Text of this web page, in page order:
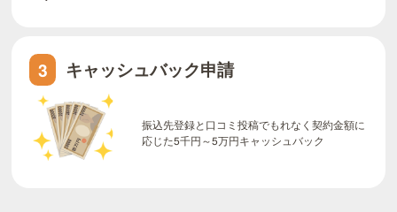
3 キャッシュバック申請
振込先登録と口コミ投稿でもれなく契約金額に
応じた5千円～5万円キャッシュバック